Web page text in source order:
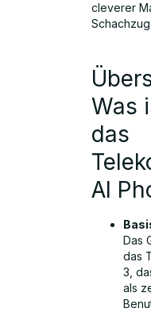
cleverer
Schachzug
Was
das
AI
Das
das
3,
als